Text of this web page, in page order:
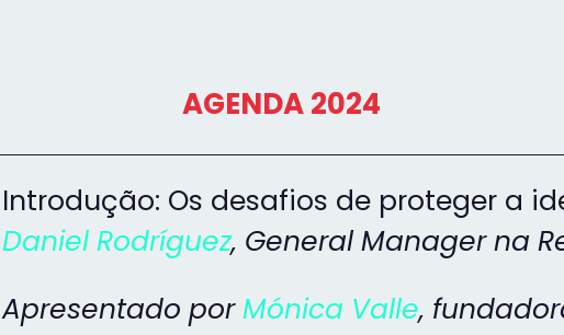
AGENDA 2024
Introdução: Os desafios de proteger a
Daniel Rodríguez, General Manager na
Apresentado porMónica Valle,